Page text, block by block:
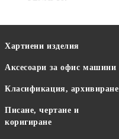
Хартиени изделия
Аксесоари за офис машини
Класификация, архивиране
Писане, чертане и
коригиране